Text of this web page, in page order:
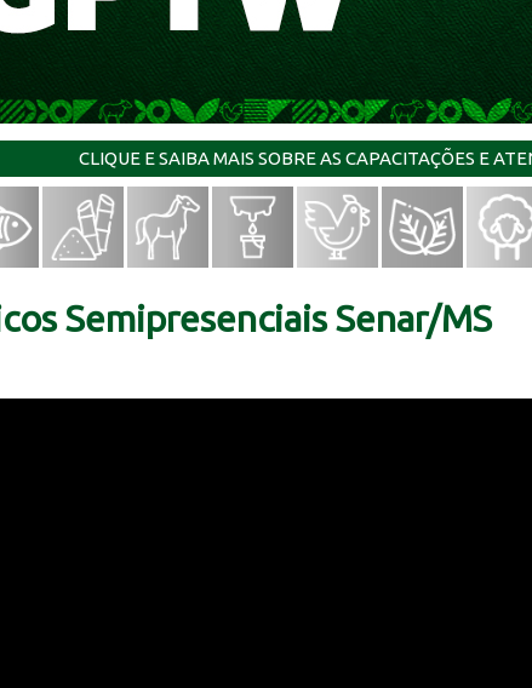
CLIQUE E SAIBA MAIS SOBRE AS CAPACITAÇÕES E
Semipresenciais Senar/MS